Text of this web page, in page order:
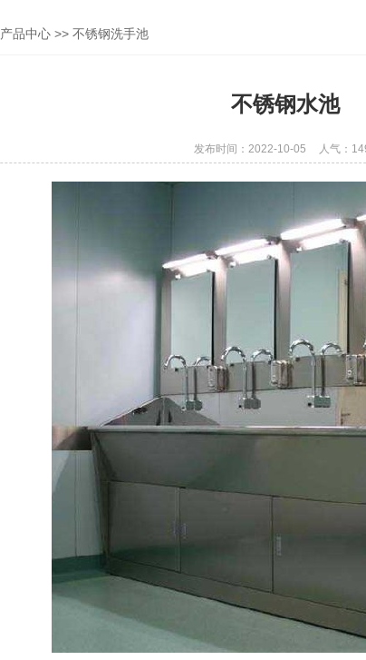
产品中心 >> 不锈钢洗手池
不锈钢水池
发布时间：2022-10-05 人气：